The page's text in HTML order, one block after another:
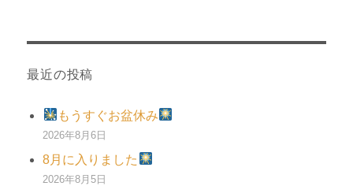
最近の投稿
もうすぐお盆休み
2026年8月6日
8月に入りました
2026年8月5日